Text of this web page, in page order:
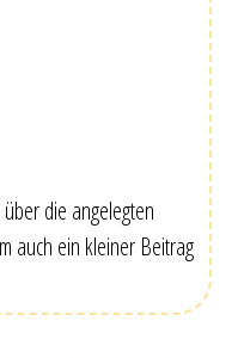
die angelegten
auch ein kleiner Beitrag